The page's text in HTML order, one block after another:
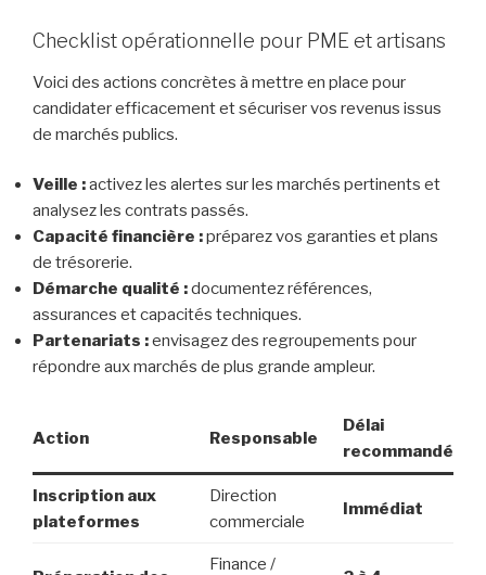
Checklist opérationnelle pour PME et artisans
Voici des actions concrètes à mettre en place pour
candidater efficacement et sécuriser vos revenus issus
de marchés publics.
Veille :activez les alertes sur les marchés pertinents et
analysez les contrats passés.
Capacité financière :préparez vos garanties et plans
de trésorerie.
Démarche qualité :documentez références,
assurances et capacités techniques.
Partenariats :envisagez des regroupements pour
répondre aux marchés de plus grande ampleur.
Action Responsable
Délai
recommandé
Inscription aux
plateformes
Direction
commerciale
Immédiat
Finance /